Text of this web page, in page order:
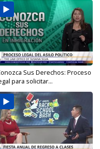
Sus Derechos: Proceso
para solicitar...